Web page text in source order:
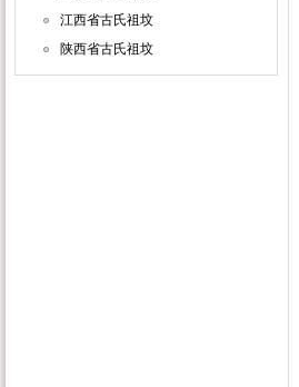
江西省古氏祖坟
陕西省古氏祖坟